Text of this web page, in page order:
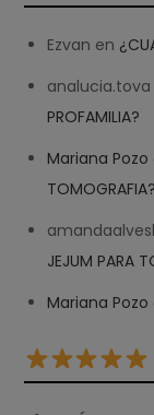
Ezvan en
analucia.tova
PROFAMILIA?
Mariana Pozo
TOMOGRAFIA?
JEJUM PARA
Mariana Pozo